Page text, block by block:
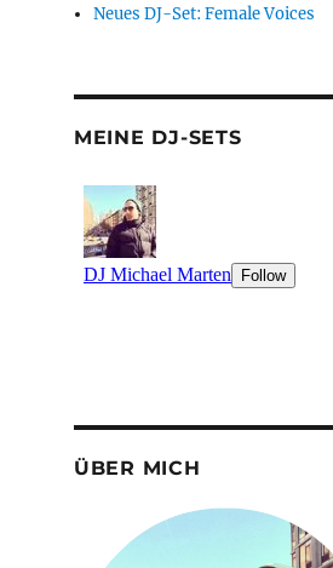
Neues DJ-Set: Female Voices
MEINE DJ-SETS
ÜBER MICH